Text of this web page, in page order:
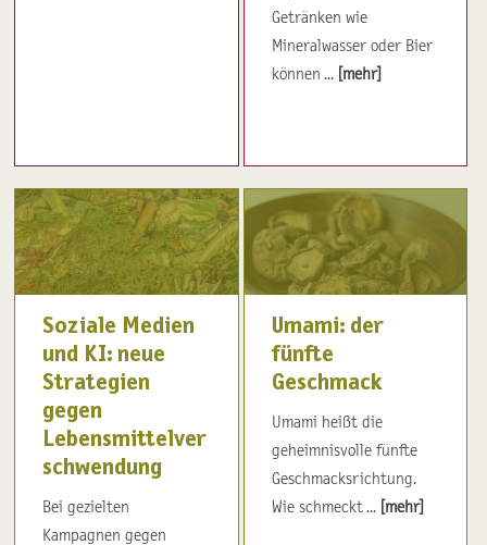
Getränken wie
Mineralwasser oder Bier
können ... [mehr]
Soziale Medien
und KI: neue
Strategien
gegen
Lebensmittelver
schwendung
Bei gezielten
Kampagnen gegen
Umami: der
fünfte
Geschmack
Umami heißt die
geheimnisvolle fünfte
Geschmacksrichtung.
Wie schmeckt ... [mehr]